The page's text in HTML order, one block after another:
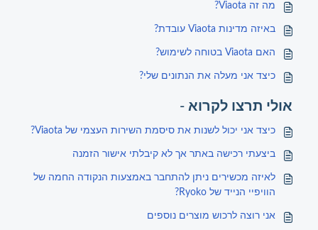
מה זה Viaota?
באיזה מדינות Viaota עובדת?
האם Viaota בטוחה לשימוש?
כיצד אני מעלה את הנתונים שלי?
אולי תרצו לקרוא -
כיצד אני יכול לשנות את סיסמת השירות העצמי של Viaota?
ביצעתי רכישה באתר אך לא קיבלתי אישור הזמנה
לאיזה מכשירים ניתן להתחבר באמצעות הנקודה החמה של
הוויפיי הנייד של Ryoko?
אני רוצה לרכוש מוצרים נוספים